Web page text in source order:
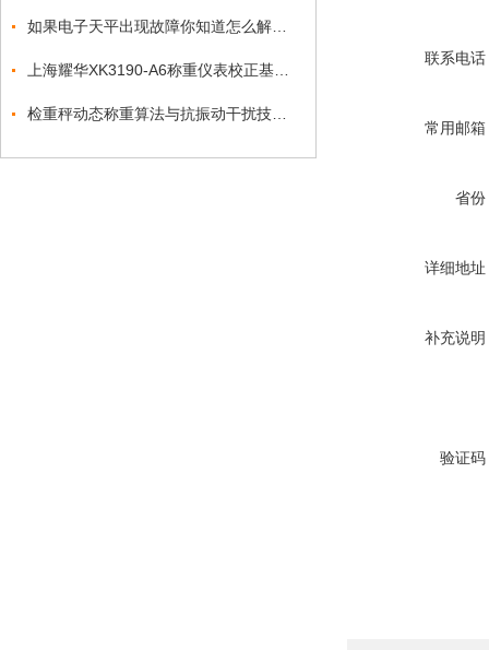
联系电话
常用邮箱
省份
详细地址
补充说明
验证码